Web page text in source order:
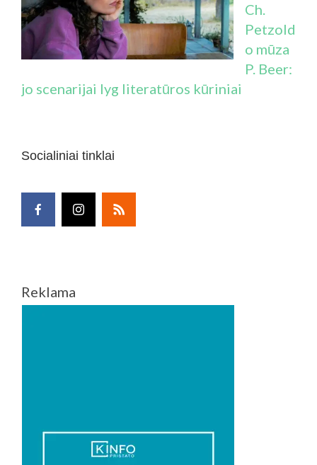
Ch.
Petzold
o mūza
P. Beer:
jo scenarijai lyg literatūros kūriniai
Socialiniai tinklai
Reklama